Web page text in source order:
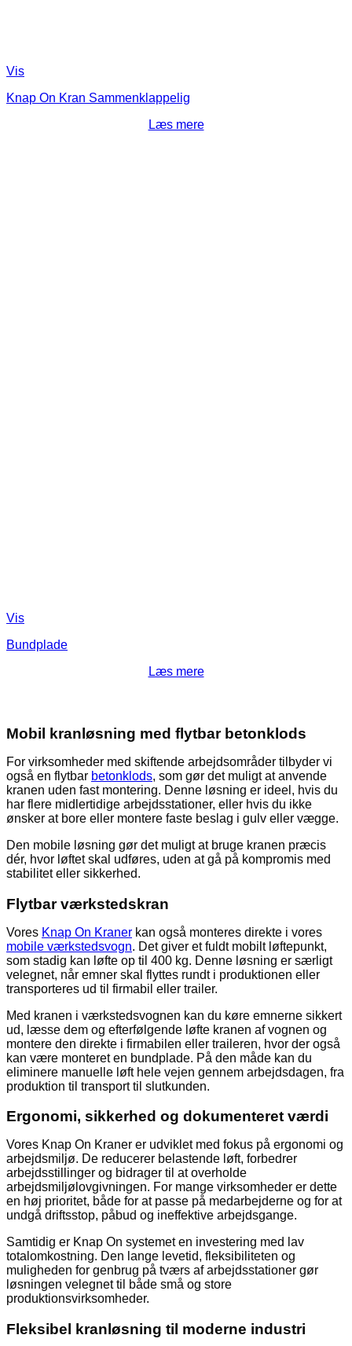
Vis
Knap On Kran Sammenklappelig
Læs mere
Vis
Bundplade
Læs mere
Mobil kranløsning med flytbar betonklods
For virksomheder med skiftende arbejdsområder tilbyder vi
også en flytbar betonklods, som gør det muligt at anvende
kranen uden fast montering. Denne løsning er ideel, hvis du
har flere midlertidige arbejdsstationer, eller hvis du ikke
ønsker at bore eller montere faste beslag i gulv eller vægge.
Den mobile løsning gør det muligt at bruge kranen præcis
dér, hvor løftet skal udføres, uden at gå på kompromis med
stabilitet eller sikkerhed.
Flytbar værkstedskran
Vores Knap On Kraner kan også monteres direkte i vores
mobile værkstedsvogn. Det giver et fuldt mobilt løftepunkt,
som stadig kan løfte op til 400 kg. Denne løsning er særligt
velegnet, når emner skal flyttes rundt i produktionen eller
transporteres ud til firmabil eller trailer.
Med kranen i værkstedsvognen kan du køre emnerne sikkert
ud, læsse dem og efterfølgende løfte kranen af vognen og
montere den direkte i firmabilen eller traileren, hvor der også
kan være monteret en bundplade. På den måde kan du
eliminere manuelle løft hele vejen gennem arbejdsdagen, fra
produktion til transport til slutkunden.
Ergonomi, sikkerhed og dokumenteret værdi
Vores Knap On Kraner er udviklet med fokus på ergonomi og
arbejdsmiljø. De reducerer belastende løft, forbedrer
arbejdsstillinger og bidrager til at overholde
arbejdsmiljølovgivningen. For mange virksomheder er dette
en høj prioritet, både for at passe på medarbejderne og for at
undgå driftsstop, påbud og ineffektive arbejdsgange.
Samtidig er Knap On systemet en investering med lav
totalomkostning. Den lange levetid, fleksibiliteten og
muligheden for genbrug på tværs af arbejdsstationer gør
løsningen velegnet til både små og store
produktionsvirksomheder.
Fleksibel kranløsning til moderne industri